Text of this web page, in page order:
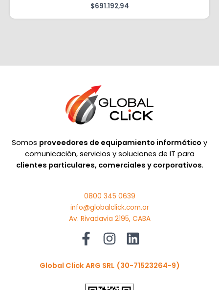
$691.192,94
Somos proveedores de equipamiento informático y
comunicación, servicios y soluciones de IT para
clientes particulares, comerciales y corporativos.
0800 345 0639
info@globalclick.com.ar
Av. Rivadavia 2195, CABA
Global Click ARG SRL (30-71523264-9)